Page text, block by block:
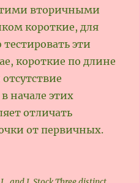
вторичными
короткие, для
эти
короткие по длине
начале этих
отличать
от первичных.